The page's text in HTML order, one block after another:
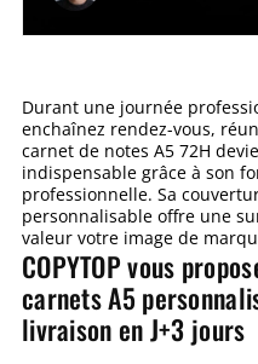
Durant une journée
enchaînez rendez-vous,
carnet de notes A5 72H
indispensable grâce à son
professionnelle. Sa
personnalisable offre une
valeur votre image de
COPYTOP vous
carnets A5
livraison en J+3 jours